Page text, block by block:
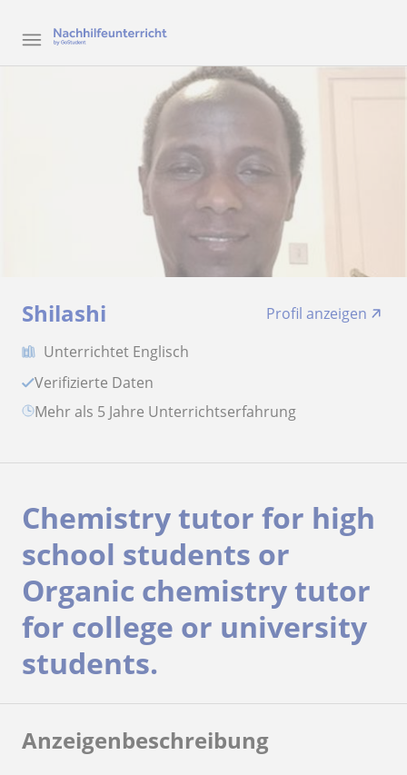
Shilashi
Profil anzeigen
Unterrichtet Englisch
Verifizierte Daten
Mehr als 5 Jahre Unterrichtserfahrung
Chemistry tutor for high
school students or
Organic chemistry tutor
for college or university
students.
Anzeigenbeschreibung